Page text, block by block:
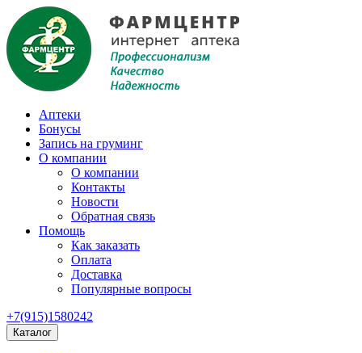
Аптеки
Бонусы
Запись на груминг
О компании
О компании
Контакты
Новости
Обратная связь
Помощь
Как заказать
Оплата
Доставка
Популярные вопросы
+7(915)1580242
Каталог